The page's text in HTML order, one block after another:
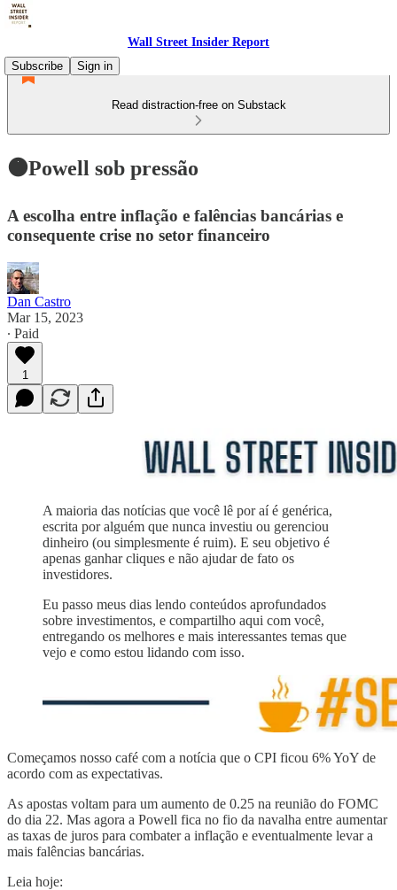
Wall Street Insider Report
Subscribe
Sign in
Read distraction-free on Substack
🟠Powell sob pressão
A escolha entre inflação e falências bancárias e
consequente crise no setor financeiro
Dan Castro
Mar 15, 2023
∙ Paid
1
A maioria das notícias que você lê por aí é genérica,
escrita por alguém que nunca investiu ou gerenciou
dinheiro (ou simplesmente é ruim). E seu objetivo é
apenas ganhar cliques e não ajudar de fato os
investidores.
Eu passo meus dias lendo conteúdos aprofundados
sobre investimentos, e compartilho aqui com você,
entregando os melhores e mais interessantes temas que
vejo e como estou lidando com isso.
Começamos nosso café com a notícia que o CPI ficou 6% YoY de
acordo com as expectativas.
As apostas voltam para um aumento de 0.25 na reunião do FOMC
do dia 22. Mas agora a Powell fica no fio da navalha entre aumentar
as taxas de juros para combater a inflação e eventualmente levar a
mais falências bancárias.
Leia hoje: